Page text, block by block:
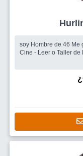
soy Hombre de 46 Me gusta : Fútbol - Automovilismo - Rock -